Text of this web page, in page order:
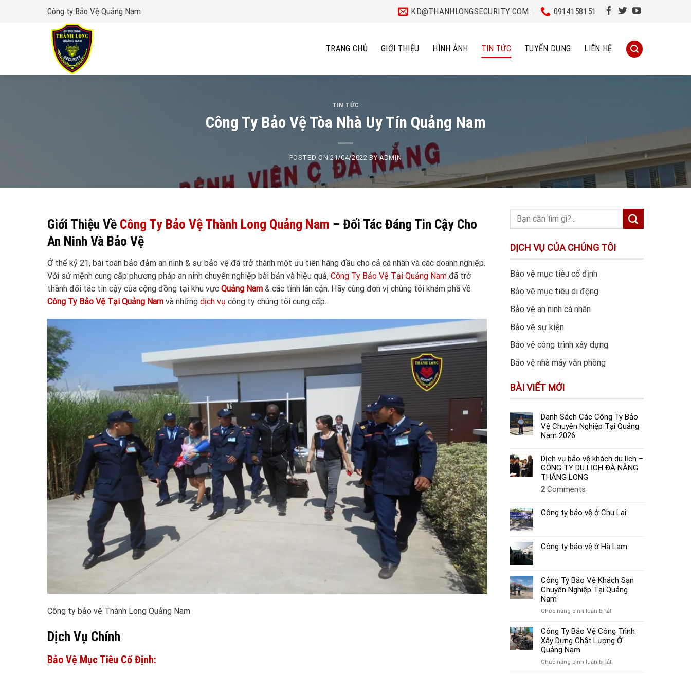
Công ty Bảo Vệ Quảng Nam KD@THANHLONGSECURITY.COM 0914158151
TRANG CHỦ GIỚI THIỆU HÌNH ẢNH TIN TỨC TUYỂN DỤNG LIÊN HỆ
TIN TỨC
Công Ty Bảo Vệ Tòa Nhà Uy Tín Quảng Nam
POSTED ON21/04/2022 BYADMIN
Giới Thiệu Về Công Ty Bảo Vệ Thành Long Quảng Nam – Đối Tác Đáng Tin Cậy Cho
An Ninh Và Bảo Vệ
Ở thế kỷ 21, bài toán bảo đảm an ninh & sự bảo vệ đã trở thành một ưu tiên hàng đầu cho cả cá nhân và các doanh nghiệp.
Với sứ mệnh cung cấp phương pháp an ninh chuyên nghiệp bài bản và hiệu quả, Công Ty Bảo Vệ Tại Quảng Nam đã trở
thành đối tác tin cậy của cộng đồng tại khu vực Quảng Nam & các tỉnh lân cận. Hãy cùng đơn vị chúng tôi khám phá về
Công Ty Bảo Vệ Tại Quảng Nam và những dịch vụ công ty chúng tôi cung cấp.
Công ty bảo vệ Thành Long Quảng Nam
Dịch Vụ Chính
Bảo Vệ Mục Tiêu Cố Định:
DỊCH VỤ CỦA CHÚNG TÔI
Bảo vệ mục tiêu cố định
Bảo vệ mục tiêu di động
Bảo vệ an ninh cá nhân
Bảo vệ sự kiện
Bảo vệ công trình xây dựng
Bảo vệ nhà máy văn phòng
BÀI VIẾT MỚI
Danh Sách Các Công Ty Bảo
Vệ Chuyên Nghiệp Tại Quảng
Nam 2026
Dịch vụ bảo vệ khách du lịch –
CÔNG TY DU LỊCH ĐÀ NẴNG
THĂNG LONG
2Comments
Công ty bảo vệ ở Chu Lai
Công ty bảo vệ ở Hà Lam
Công Ty Bảo Vệ Khách Sạn
Chuyên Nghiệp Tại Quảng
Nam
Chức năng bình luận bị tắtở
Ty
Bảo
Công Ty Bảo Vệ Công Trình
Xây Dựng Chất Lượng Ở
Quảng Nam
Chức năng bình luận bị tắtở